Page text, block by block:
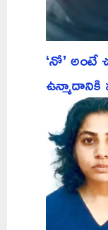
‘నో’ అంటే